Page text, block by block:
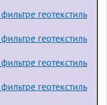
геотекстиль
геотекстиль
геотекстиль
геотекстиль